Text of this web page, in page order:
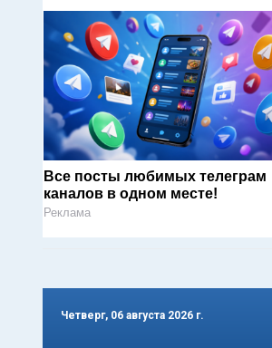
Все посты любимых телеграм
каналов в одном месте!
Реклама
Четверг, 06 августа 2026 г.